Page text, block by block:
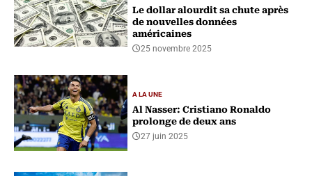
Le dollar alourdit sa chute après
de nouvelles données
américaines
25 novembre 2025
A LA UNE
Al Nasser: Cristiano Ronaldo
prolonge de deux ans
27 juin 2025